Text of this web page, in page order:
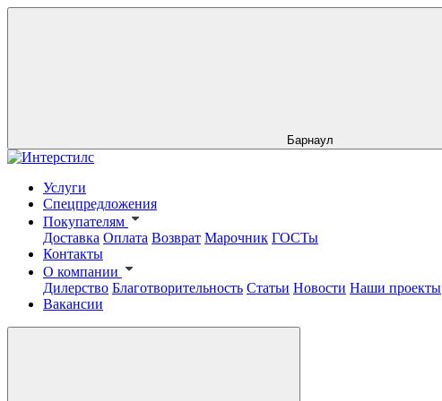
Барнаул
Услуги
Спецпредложения
Покупателям
Доставка Оплата Возврат Марочник ГОСТы
Контакты
О компании
Дилерство Благотворительность Статьи Новости Наши проекты
Вакансии